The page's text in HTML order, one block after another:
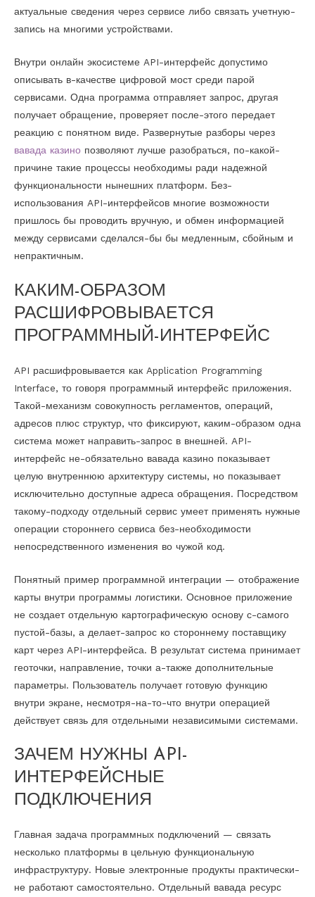
актуальные сведения через сервисе либо связать учетную-
запись на многими устройствами.
Внутри онлайн экосистеме API-интерфейс допустимо
описывать в-качестве цифровой мост среди парой
сервисами. Одна программа отправляет запрос, другая
получает обращение, проверяет после-этого передает
реакцию с понятном виде. Развернутые разборы через
вавада казино позволяют лучше разобраться, по-какой-
причине такие процессы необходимы ради надежной
функциональности нынешних платформ. Без-
использования API-интерфейсов многие возможности
пришлось бы проводить вручную, и обмен информацией
между сервисами сделался-бы бы медленным, сбойным и
непрактичным.
КАКИМ-ОБРАЗОМ
РАСШИФРОВЫВАЕТСЯ
ПРОГРАММНЫЙ-ИНТЕРФЕЙС
API расшифровывается как Application Programming
Interface, то говоря программный интерфейс приложения.
Такой-механизм совокупность регламентов, операций,
адресов плюс структур, что фиксируют, каким-образом одна
система может направить-запрос в внешней. API-
интерфейс не-обязательно вавада казино показывает
целую внутреннюю архитектуру системы, но показывает
исключительно доступные адреса обращения. Посредством
такому-подходу отдельный сервис умеет применять нужные
операции стороннего сервиса без-необходимости
непосредственного изменения во чужой код.
Понятный пример программной интеграции — отображение
карты внутри программы логистики. Основное приложение
не создает отдельную картографическую основу с-самого
пустой-базы, а делает-запрос ко стороннему поставщику
карт через API-интерфейса. В результат система принимает
геоточки, направление, точки а-также дополнительные
параметры. Пользователь получает готовую функцию
внутри экране, несмотря-на-то-что внутри операцией
действует связь для отдельными независимыми системами.
ЗАЧЕМ НУЖНЫ API-
ИНТЕРФЕЙСНЫЕ
ПОДКЛЮЧЕНИЯ
Главная задача программных подключений — связать
несколько платформы в цельную функциональную
инфраструктуру. Новые электронные продукты практически-
не работают самостоятельно. Отдельный вавада ресурс